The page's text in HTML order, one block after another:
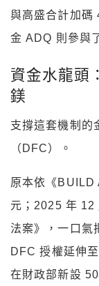
與高盛合計加碼
金 ADQ 則參與
資金水龍頭
鎂
支撐這套機制的
（DFC）。
原本依《BUILD
元；2025 年 12
法案》，一口氣
DFC 授權延伸
在財政部新設